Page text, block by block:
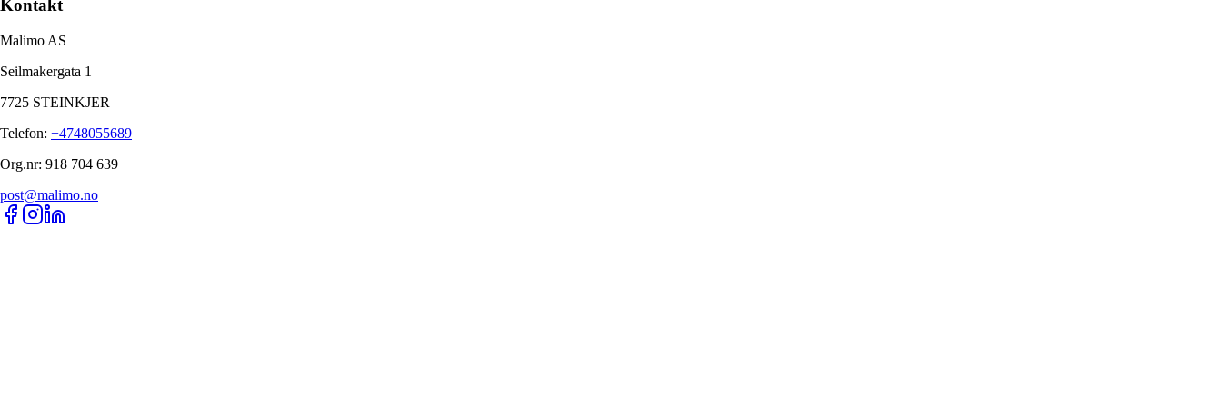
Kontakt
Malimo AS
Seilmakergata 1
7725 STEINKJER
Telefon: +4748055689
Org.nr: 918 704 639
post@malimo.no